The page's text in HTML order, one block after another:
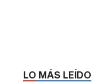
LO MÁS LEÍDO